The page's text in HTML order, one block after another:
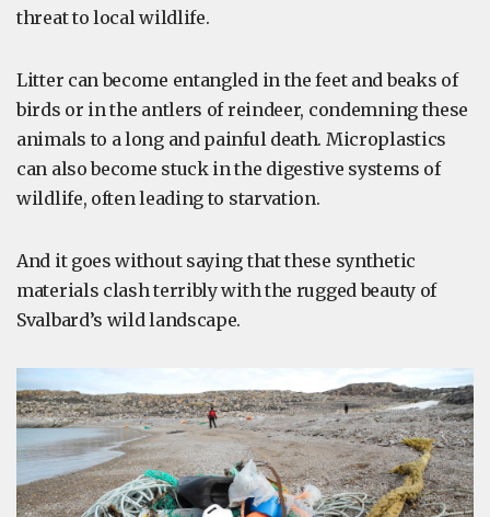
threat to local wildlife.
Litter can become entangled in the feet and beaks of
birds or in the antlers of reindeer, condemning these
animals to a long and painful death. Microplastics
can also become stuck in the digestive systems of
wildlife, often leading to starvation.
And it goes without saying that these synthetic
materials clash terribly with the rugged beauty of
Svalbard’s wild landscape.